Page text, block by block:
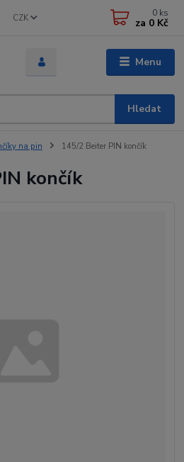
Menu
CZK
Hledat
0 ks
za 0 Kč
na pin 145/2 Beiter PIN končík
končík